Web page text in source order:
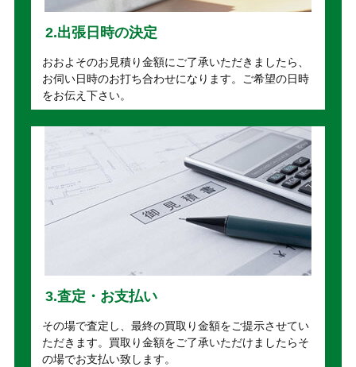
2.出張日時の決定
おおよそのお見積り金額にご了承いただきましたら、
お伺い日時のお打ち合わせになります。ご希望の日時
をお伝え下さい。
3.査定・お支払い
その場で査定し、最終の買取り金額をご提示させてい
ただきます。買取り金額をご了承いただけましたらそ
の場でお支払い致します。